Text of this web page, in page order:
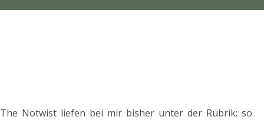
The Notwist liefen bei mir bisher unter der Rubrik: so